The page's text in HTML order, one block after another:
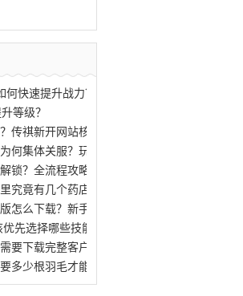
快速提升战力？
等级？
传祺新开网站核心原则解析
何集体关服？玩家如何应对？
锁？全流程攻略与秘密结局揭秘
究竟有几个药店位置？
怎么下载？新手快速入门攻略全解析？
先选择哪些技能？
要下载完整客户端才能玩吗？
多少根羽毛才能合成？